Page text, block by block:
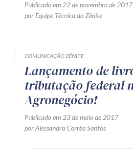
Publicado em 22 de novembro de 2017
por Equipe Técnica da Zênite
COMUNICAÇÃO ZÊNITE
Lançamento de
tributação federal
Agronegócio!
Publicado em 23 de maio de 2017
por Alessandra Corrêa Santos